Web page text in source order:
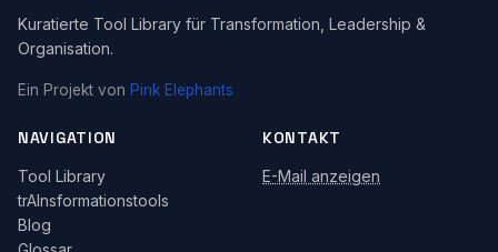
Kuratierte Tool Library für Transformation, Leadership &
Organisation.
Ein Projekt von Pink Elephants
NAVIGATION
Tool Library
trAInsformationstools
Blog
KONTAKT
E-Mail anzeigen